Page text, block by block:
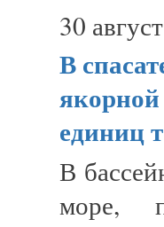
30
В
единиц
В
море,